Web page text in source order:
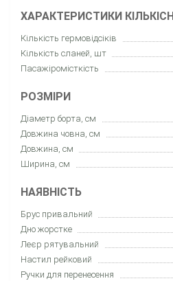
ХАРАКТЕРИСТИКИ КІЛЬКІСНІ
Кількість гермовідсіків
Кількість сланей, шт
Пасажіромісткість
РОЗМІРИ
Діаметр борта, см
Довжина човна, см
Довжина, см
Ширина, см
НАЯВНІСТЬ
Брус привальний
Дно жорстке
Леєр рятувальний
Настил рейковий
Ручки для перенесення